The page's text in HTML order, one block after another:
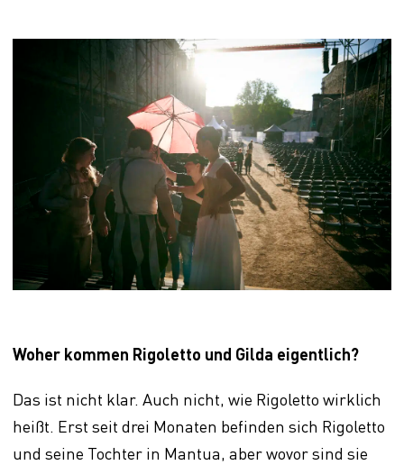
Woher kommen Rigoletto und Gilda eigentlich?
Das ist nicht klar. Auch nicht, wie Rigoletto wirklich
heißt. Erst seit drei Monaten befinden sich Rigoletto
und seine Tochter in Mantua, aber wovor sind sie